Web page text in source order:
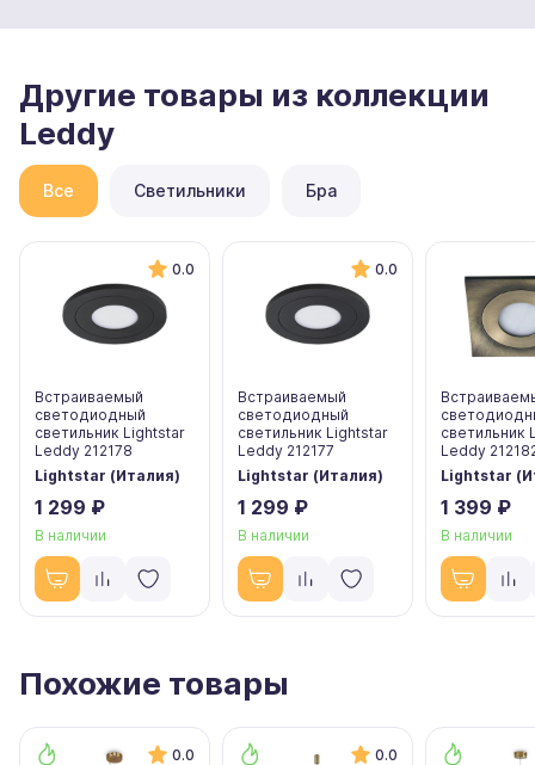
Другие товары из коллекции
Leddy
Все Светильники Бра
0.0
Встраиваемый
светодиодный
светильник Lightstar
Leddy 212178
Lightstar (Италия)
1 299 ₽
В наличии
0.0
Встраиваемый
светодиодный
светильник Lightstar
Leddy 212177
Lightstar (Италия)
1 299 ₽
В наличии
светильник
Leddy
Lightstar
1 399 ₽
В наличии
Похожие товары
0.0 0.0